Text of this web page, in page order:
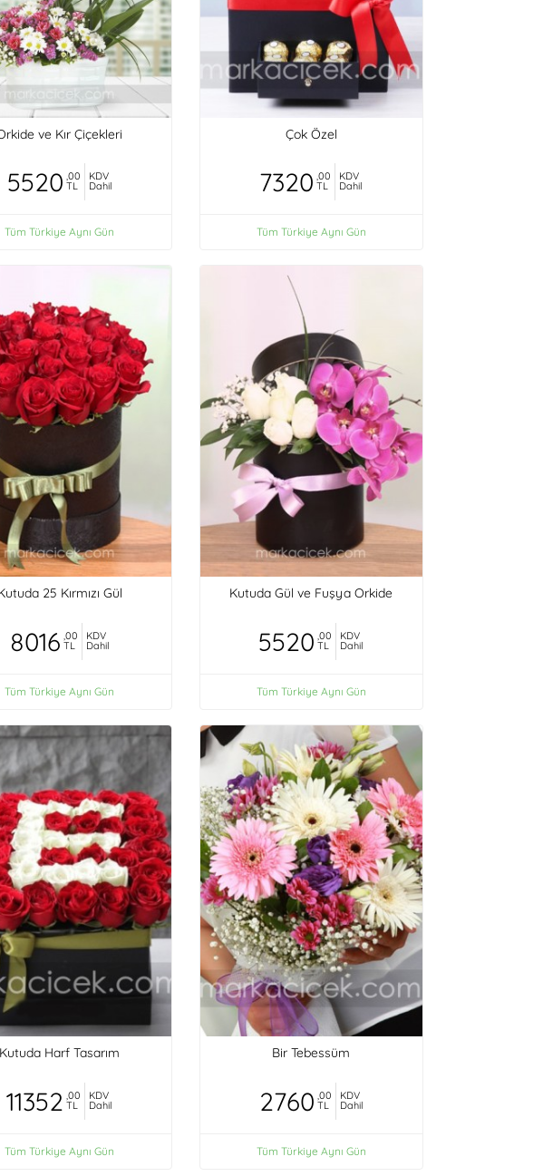
ve Kır Çiçekleri
5520 ,00
TL
KDV
Dahil
Tüm Türkiye Aynı Gün
Çok Özel
7320 ,00
TL
KDV
Dahil
Tüm Türkiye Aynı Gün
25 Kırmızı Gül
8016 ,00
TL
KDV
Dahil
Tüm Türkiye Aynı Gün
Kutuda Gül ve Fuşya Orkide
5520 ,00
TL
KDV
Dahil
Tüm Türkiye Aynı Gün
Kutuda Harf Tasarım
11352 ,00
TL
KDV
Dahil
Tüm Türkiye Aynı Gün
Bir Tebessüm
2760 ,00
TL
KDV
Dahil
Tüm Türkiye Aynı Gün